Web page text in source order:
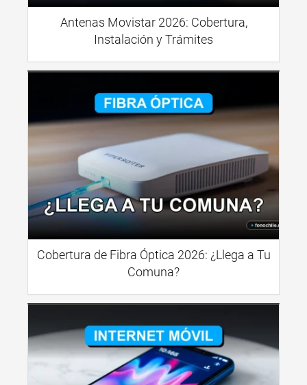
Antenas Movistar 2026: Cobertura,
Instalación y Trámites
Cobertura de Fibra Óptica 2026: ¿Llega a Tu
Comuna?